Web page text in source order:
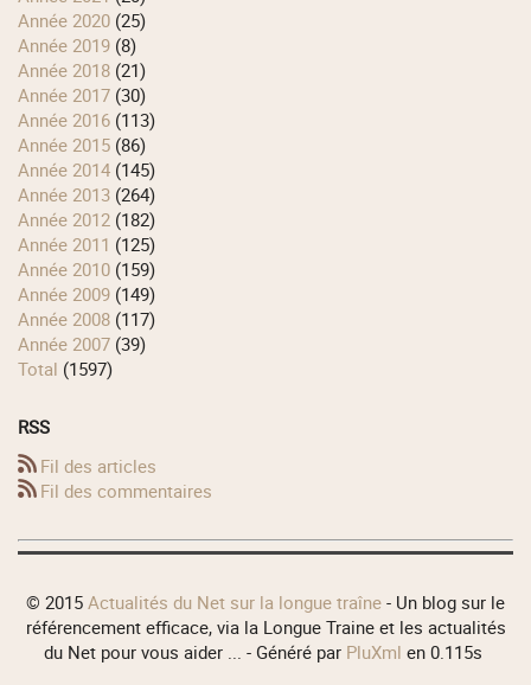
année 2020 (25)
année 2019 (8)
année 2018 (21)
année 2017 (30)
année 2016 (113)
année 2015 (86)
année 2014 (145)
année 2013 (264)
année 2012 (182)
année 2011 (125)
année 2010 (159)
année 2009 (149)
année 2008 (117)
année 2007 (39)
total (1597)
RSS
Fil des articles
Fil des commentaires
© 2015 Actualités du Net sur la longue traîne - Un blog sur le
référencement efficace, via la Longue Traine et les actualités
du Net pour vous aider ... - Généré par PluXml en 0.115s